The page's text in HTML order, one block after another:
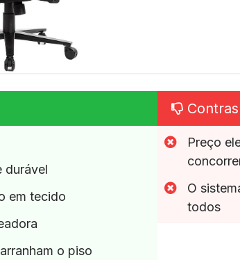
durável
em tecido
o piso
Contras
Preço
O
todos